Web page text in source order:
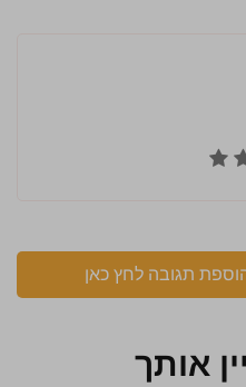
תגובה לחץ כאן
אותך